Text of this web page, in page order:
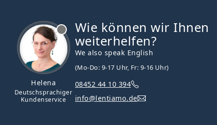
Helena
Deutschsprachiger
Kundenservice
Wie können wir Ihnen
weiterhelfen?
We also speak English
(Mo-Do: 9-17 Uhr, Fr: 9-16 Uhr)
08452 44 10 394
info@lentiamo.de